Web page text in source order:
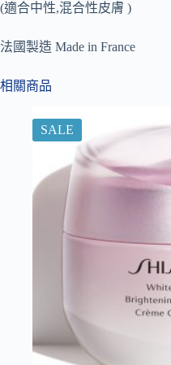
(適合中性,混合性皮膚 )
法國製造 Made in France
相關商品
SALE